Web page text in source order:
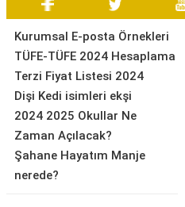
Kurumsal E-posta Örnekleri
TÜFE-TÜFE 2024 Hesaplama
Terzi Fiyat Listesi 2024
Dişi Kedi isimleri ekşi
2024 2025 Okullar Ne
Zaman Açılacak?
Şahane Hayatım Manje
nerede?